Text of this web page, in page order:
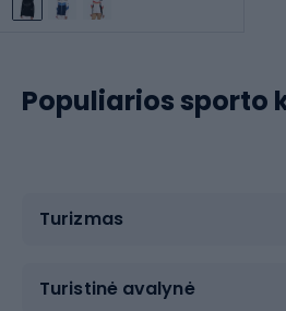
Populiarios sporto
Turizmas
Turistinė avalynė